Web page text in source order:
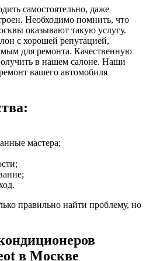
самостоятельно, даже
Необходимо помнить, что
оказывают такую услугу.
с хорошей репутацией,
для ремонта. Качественную
в нашем салоне. Наши
вашего автомобиля
мастера;
правильно найти проблему, но
в Москве